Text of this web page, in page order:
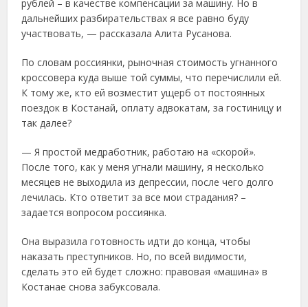
рублей – в качестве компенсации за машину. Но в
дальнейших разбирательствах я все равно буду
участвовать, — рассказала Алита Русанова.
По словам россиянки, рыночная стоимость угнанного
кроссовера куда выше той суммы, что перечислили ей.
К тому же, кто ей возместит ущерб от постоянных
поездок в Костанай, оплату адвокатам, за гостиницу и
так далее?
— Я простой медработник, работаю на «скорой».
После того, как у меня угнали машину, я несколько
месяцев не выходила из депрессии, после чего долго
лечилась. Кто ответит за все мои страдания? –
задается вопросом россиянка.
Она выразила готовность идти до конца, чтобы
наказать преступников. Но, по всей видимости,
сделать это ей будет сложно: правовая «машина» в
Костанае снова забуксовала.